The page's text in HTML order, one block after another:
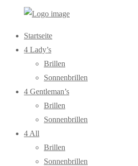
Primary
Menu
Startseite
4 Lady’s
Brillen
Sonnenbrillen
4 Gentleman’s
Brillen
Sonnenbrillen
4 All
Brillen
Sonnenbrillen